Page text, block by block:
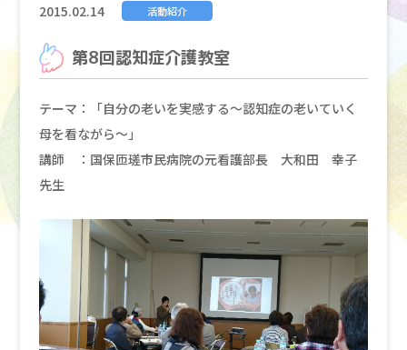
2015.02.14 活動紹介
第8回認知症介護教室
テーマ：「自分の老いを実感する～認知症の老いていく
母を看ながら～」
講師 ：国保匝瑳市民病院の元看護部長 大和田 幸子
先生